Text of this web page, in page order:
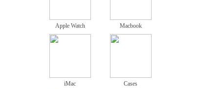
Apple Watch Macbook
iMac Cases